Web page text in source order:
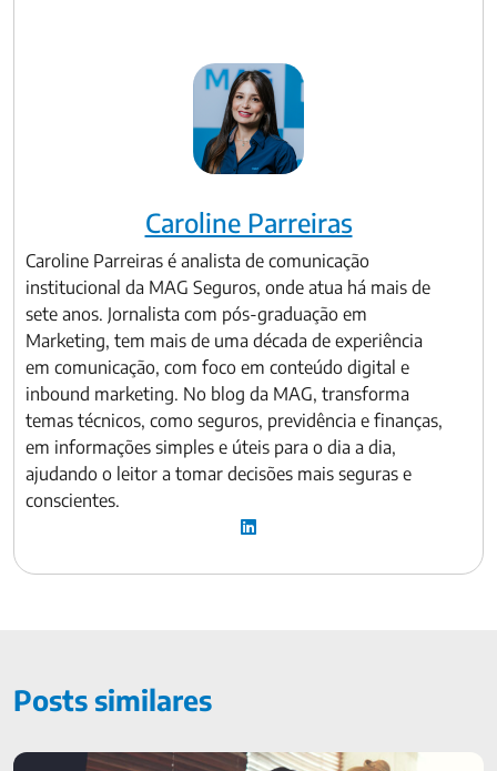
Caroline Parreiras
Caroline Parreiras é analista de comunicação
institucional da MAG Seguros, onde atua há mais de
sete anos. Jornalista com pós-graduação em
Marketing, tem mais de uma década de experiência
em comunicação, com foco em conteúdo digital e
inbound marketing. No blog da MAG, transforma
temas técnicos, como seguros, previdência e finanças,
em informações simples e úteis para o dia a dia,
ajudando o leitor a tomar decisões mais seguras e
conscientes.
Posts similares
Investimentos dos ricos: onde eles aplicam dinheiro?